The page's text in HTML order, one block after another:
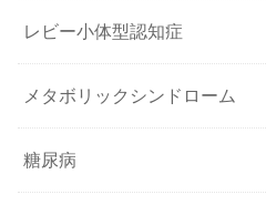
レビー小体型認知症
メタボリックシンドローム
糖尿病